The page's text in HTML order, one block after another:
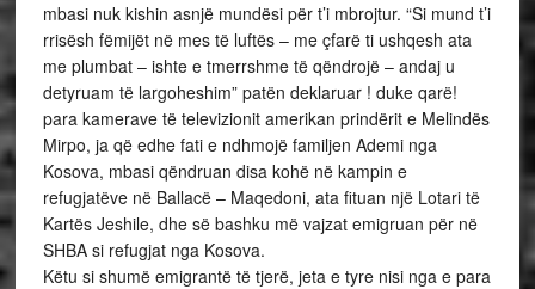
mbasi nuk kishin asnjë mundësi për t’i mbrojtur. “Si mund t’i
rrisësh fëmijët në mes të luftës – me çfarë ti ushqesh ata
me plumbat – ishte e tmerrshme të qëndrojë – andaj u
detyruam të largoheshim” patën deklaruar ! duke qarë!
para kamerave të televizionit amerikan prindërit e Melindës
Mirpo, ja që edhe fati e ndhmojë familjen Ademi nga
Kosova, mbasi qëndruan disa kohë në kampin e
refugjatëve në Ballacë – Maqedoni, ata fituan një Lotari të
Kartës Jeshile, dhe së bashku më vajzat emigruan për në
SHBA si refugjat nga Kosova.
Këtu si shumë emigrantë të tjerë, jeta e tyre nisi nga e para